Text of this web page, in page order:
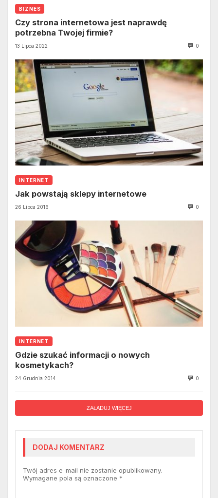
BIZNES
Czy strona internetowa jest naprawdę
potrzebna Twojej firmie?
13 Lipca 2022 0
INTERNET
Jak powstają sklepy internetowe
26 Lipca 2016 0
INTERNET
Gdzie szukać informacji o nowych
kosmetykach?
24 Grudnia 2014 0
ZAŁADUJ WIĘCEJ
DODAJ KOMENTARZ
Twój adres e-mail nie zostanie opublikowany.
Wymagane pola są oznaczone *